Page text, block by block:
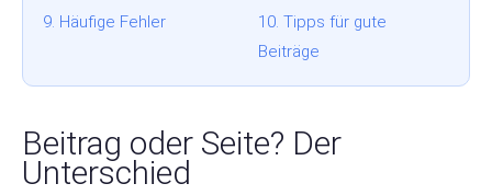
9. Häufige Fehler
10. Tipps für gute
Beiträge
Beitrag oder Seite? Der
Unterschied